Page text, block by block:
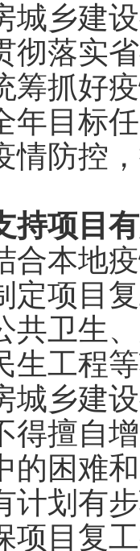
城乡建
落实省
筹抓好
年目标
情防控
项目有
合本地
定项目
共卫生
生工程
城乡建
得擅自
的困难
计划有
项目复